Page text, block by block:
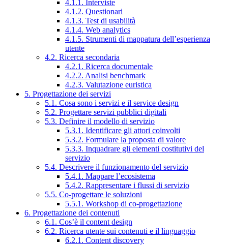
4.1.1. Interviste
4.1.2. Questionari
4.1.3. Test di usabilità
4.1.4. Web analytics
4.1.5. Strumenti di mappatura dell’esperienza
utente
4.2. Ricerca secondaria
4.2.1. Ricerca documentale
4.2.2. Analisi benchmark
4.2.3. Valutazione euristica
5. Progettazione dei servizi
5.1. Cosa sono i servizi e il service design
5.2. Progettare servizi pubblici digitali
5.3. Definire il modello di servizio
5.3.1. Identificare gli attori coinvolti
5.3.2. Formulare la proposta di valore
5.3.3. Inquadrare gli elementi costitutivi del
servizio
5.4. Descrivere il funzionamento del servizio
5.4.1. Mappare l’ecosistema
5.4.2. Rappresentare i flussi di servizio
5.5. Co-progettare le soluzioni
5.5.1. Workshop di co-progettazione
6. Progettazione dei contenuti
6.1. Cos’è il content design
6.2. Ricerca utente sui contenuti e il linguaggio
6.2.1. Content discovery